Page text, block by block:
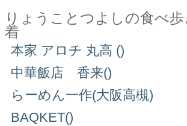
りょうことつよしの食べ
着
本家 アロチ 丸高 ()
中華飯店 香来()
らーめん一作(大阪高槻)
BAQKET()